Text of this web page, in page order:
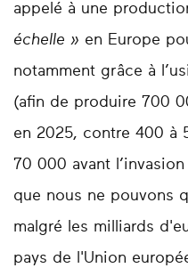
appelé à une
échelle » en Europe
notamment grâce à
(afin de produire 700
en 2025, contre 400 à
70 000 avant
que nous ne pouvons
malgré les milliards
pays de l'Union